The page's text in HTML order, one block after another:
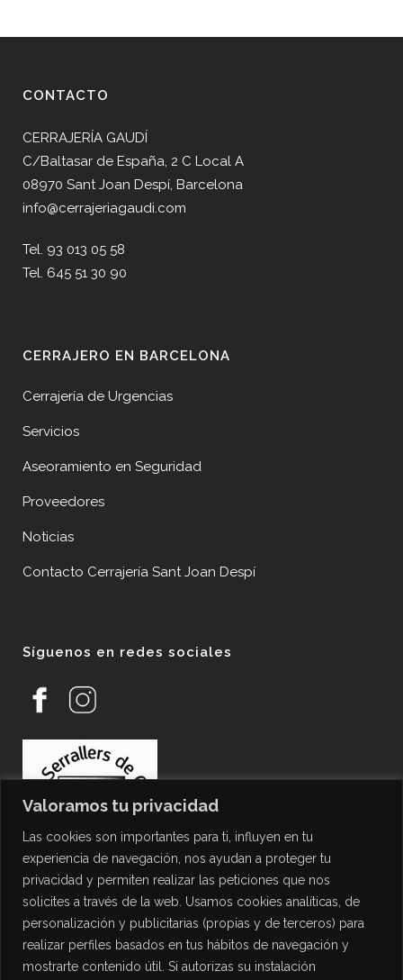
Valoramos tu privacidad
Las cookies son importantes para ti, influyen en tu
experiencia de navegación, nos ayudan a proteger tu
privacidad y permiten realizar las peticiones que nos
solicites a través de la web. Usamos cookies analíticas, de
personalización y publicitarias (propias y de terceros) para
realizar perfiles basados en tus hábitos de navegación y
mostrarte contenido útil. Si autorizas su instalación
CONTACTO
CERRAJERÍA GAUDÍ
C/Baltasar de España, 2 C Local A
08970 Sant Joan Despí, Barcelona
info@cerrajeriagaudi.com
Tel. 93 013 05 58
Tel. 645 51 30 90
CERRAJERO EN BARCELONA
Cerrajería de Urgencias
Servicios
Aseoramiento en Seguridad
Proveedores
Noticias
Contacto Cerrajería Sant Joan Despí
Síguenos en redes sociales
PROTECCIÓN DE DATOS
Política de Privacidad